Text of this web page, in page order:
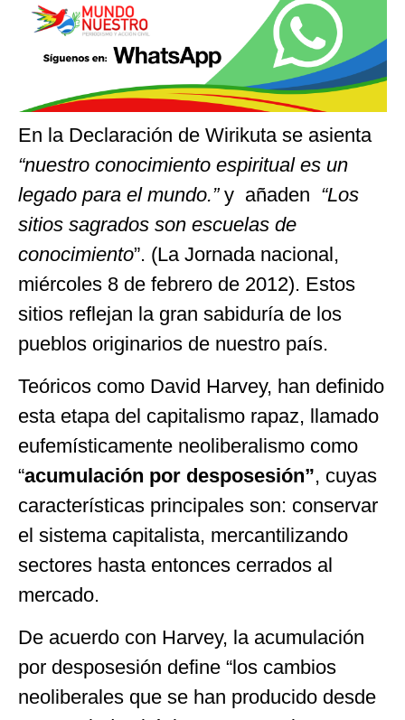
En la Declaración de Wirikuta se asienta
“nuestro conocimiento espiritual es un
legado para el mundo.”y añaden “Los
sitios sagrados son escuelas de
conocimiento”. (La Jornada nacional,
miércoles 8 de febrero de 2012). Estos
sitios reflejan la gran sabiduría de los
pueblos originarios de nuestro país.
Teóricos como David Harvey, han definido
esta etapa del capitalismo rapaz, llamado
eufemísticamente neoliberalismo como
“acumulación por desposesión”, cuyas
características principales son: conservar
el sistema capitalista, mercantilizando
sectores hasta entonces cerrados al
mercado.
De acuerdo con Harvey, la acumulación
por desposesión define “los cambios
neoliberales que se han producido desde